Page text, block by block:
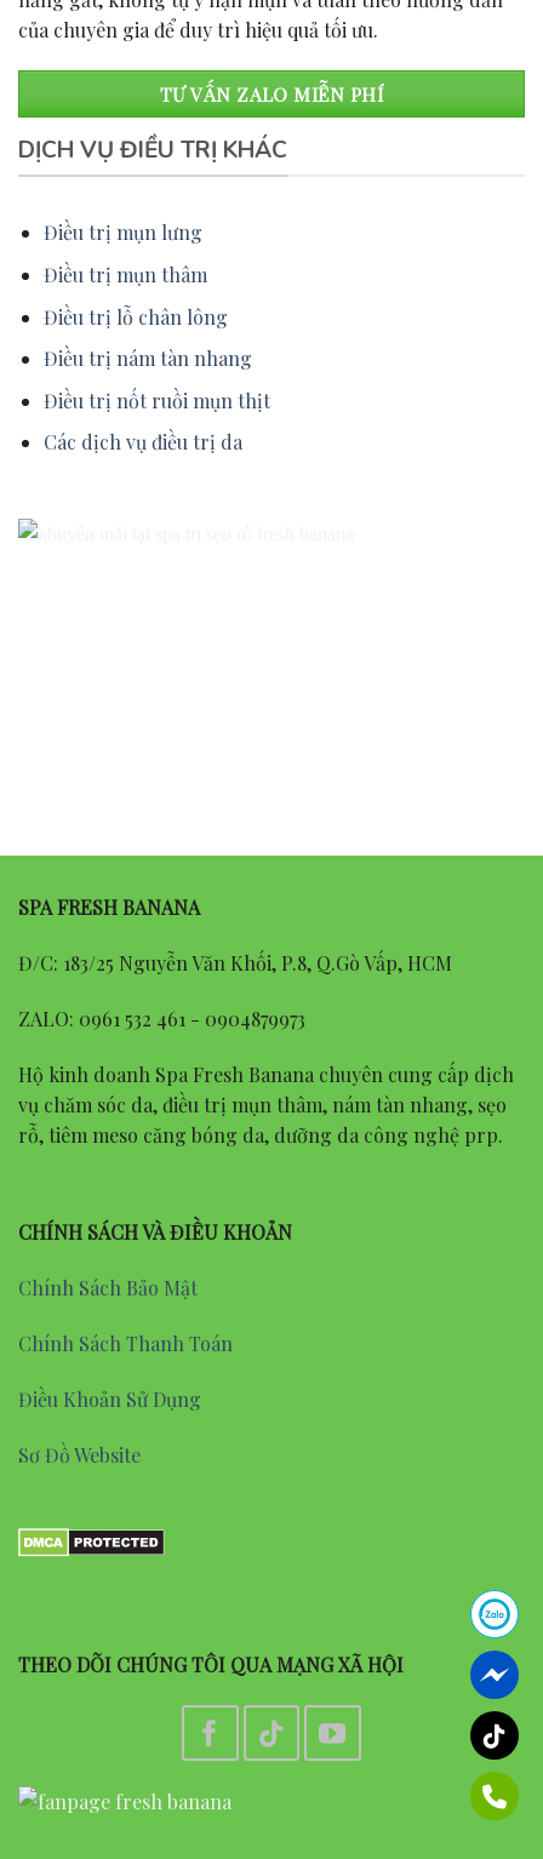
của chuyên gia để duy trì hiệu quả tối ưu.
TƯ VẤN ZALO MIỄN PHÍ
DỊCH VỤ ĐIỀU TRỊ KHÁC
Điều trị mụn lưng
Điều trị mụn thâm
Điều trị lỗ chân lông
Điều trị nám tàn nhang
Điều trị nốt ruồi mụn thịt
Các dịch vụ điều trị da
SPA FRESH BANANA
Đ/C: 183/25 Nguyễn Văn Khối, P.8, Q.Gò Vấp, HCM
ZALO: 0961 532 461 - 0904879973
Hộ kinh doanh Spa Fresh Banana chuyên cung cấp dịch
vụ chăm sóc da, điều trị mụn thâm, nám tàn nhang, sẹo
rỗ, tiêm meso căng bóng da, dưỡng da công nghệ prp.
CHÍNH SÁCH VÀ ĐIỀU KHOẢN
Chính Sách Bảo Mật
Chính Sách Thanh Toán
Điều Khoản Sử Dụng
Sơ Đồ Website
THEO DÕI CHÚNG TÔI QUA MẠNG XÃ HỘI